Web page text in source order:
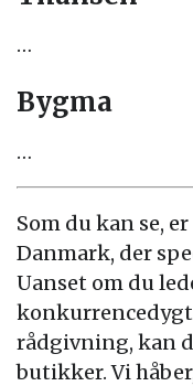
…
Bygma
…
Som du kan se,
Danmark, der
Uanset om du
rådgivning, kan
butikker. Vi